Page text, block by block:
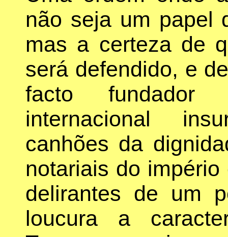
não seja um papel
mas a certeza de
será defendido, e
facto fundador
internacional
canhões da
notariais do
delirantes de um
loucura a